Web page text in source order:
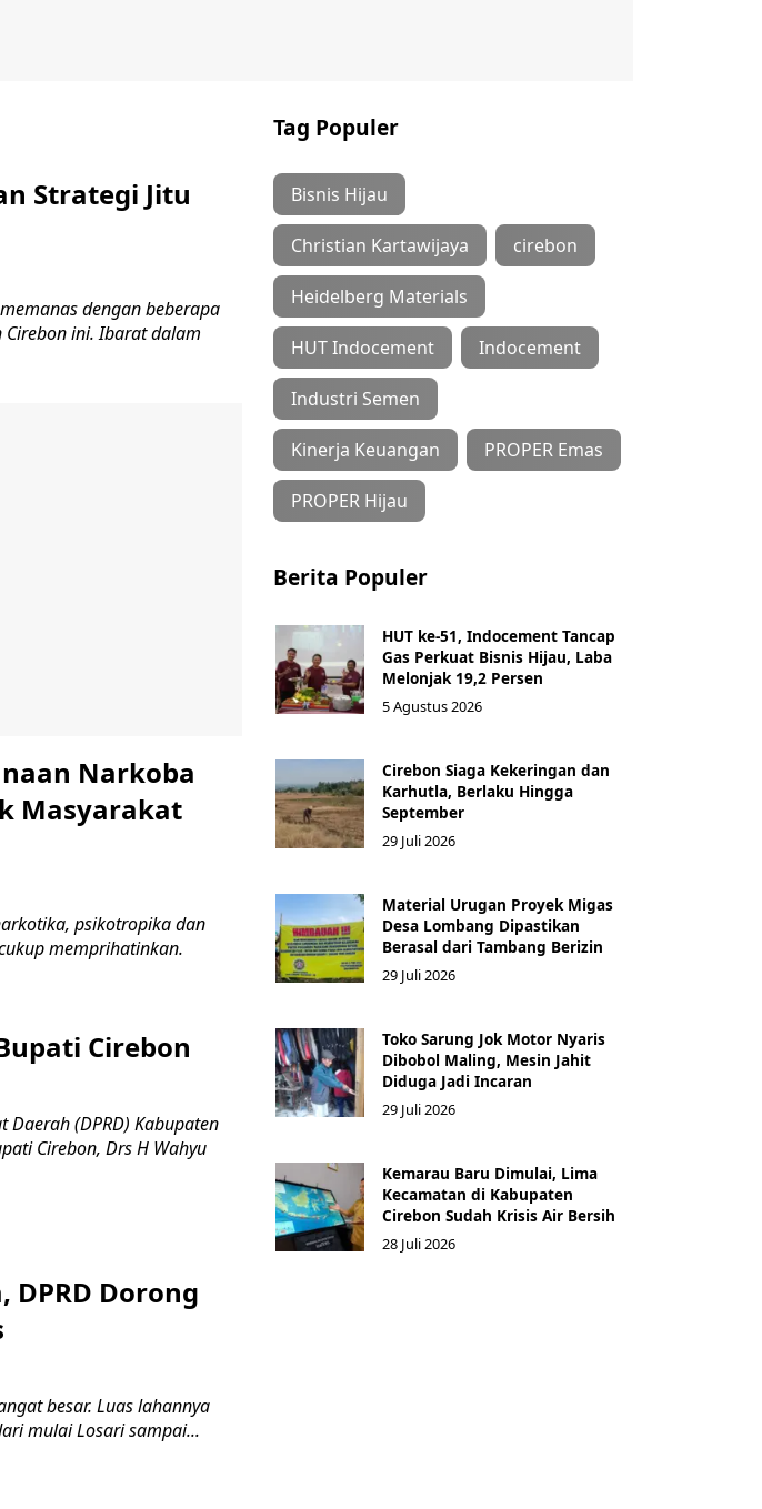
Strategi Jitu
memanas dengan beberapa
ini. Ibarat dalam
Narkoba
Masyarakat
psikotropika dan
memprihatinkan.
Cirebon
Daerah (DPRD) Kabupaten
Cirebon, Drs H Wahyu
Dorong
besar. Luas lahannya
mulai Losari sampai...
Tag Populer
Bisnis Hijau
Christian Kartawijaya cirebon
Heidelberg Materials
HUT Indocement Indocement
Industri Semen
Kinerja Keuangan PROPER Emas
PROPER Hijau
Berita Populer
HUT ke-51, Indocement Tancap
Gas Perkuat Bisnis Hijau, Laba
Melonjak 19,2 Persen
5 Agustus 2026
Cirebon Siaga Kekeringan dan
Karhutla, Berlaku Hingga
September
29 Juli 2026
Material Urugan Proyek Migas
Desa Lombang Dipastikan
Berasal dari Tambang Berizin
29 Juli 2026
Toko Sarung Jok Motor Nyaris
Dibobol Maling, Mesin Jahit
Diduga Jadi Incaran
29 Juli 2026
Kemarau Baru Dimulai, Lima
Kecamatan di Kabupaten
Cirebon Sudah Krisis Air Bersih
28 Juli 2026